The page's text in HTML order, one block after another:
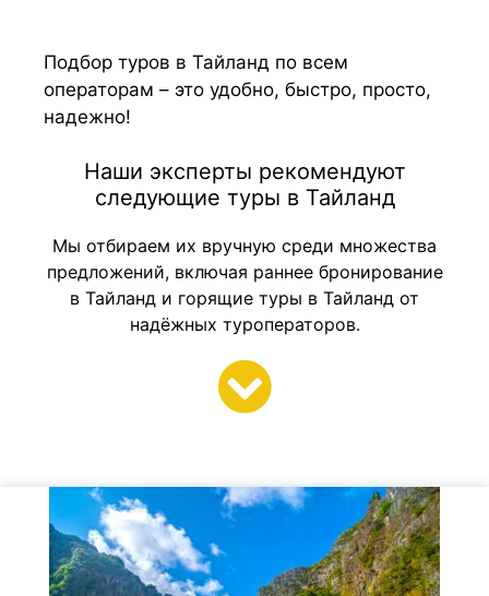
Подбор туров в Тайланд по всем
операторам – это удобно, быстро, просто,
надежно!
Наши эксперты рекомендуют
следующие туры в Тайланд
Мы отбираем их вручную среди множества
предложений, включая раннее бронирование
в Тайланд и горящие туры в Тайланд от
надёжных туроператоров.